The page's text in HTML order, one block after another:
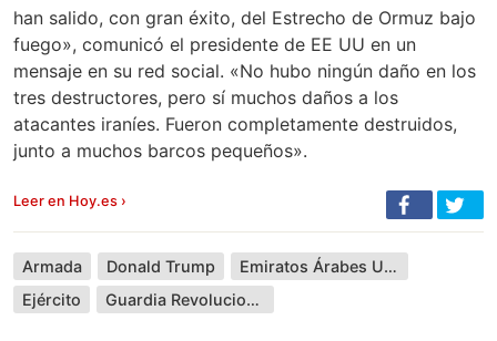
han salido, con gran éxito, del Estrecho de Ormuz bajo
fuego», comunicó el presidente de EE UU en un
mensaje en su red social. «No hubo ningún daño en los
tres destructores, pero sí muchos daños a los
atacantes iraníes. Fueron completamente destruidos,
junto a muchos barcos pequeños».
Leer en Hoy.es ›
Armada Donald Trump
Emiratos Árabes Unidos
Ejército
Guardia Revolucionaria